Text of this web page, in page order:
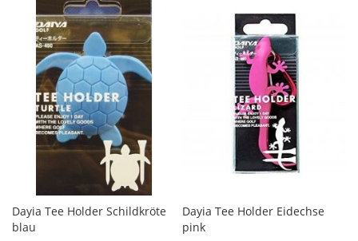
Dayia Tee Holder Schildkröte
blau
Dayia Tee Holder Eidechse
pink